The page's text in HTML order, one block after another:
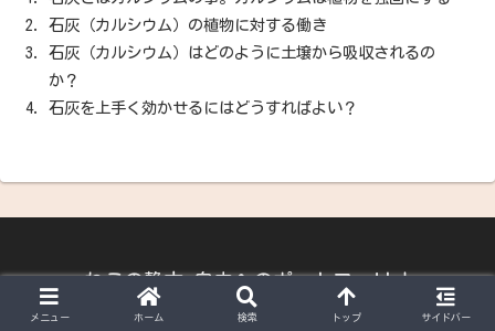
石灰（カルシウム）の植物に対する働き
石灰（カルシウム）はどのように土壌から吸収されるの
か？
石灰を上手く効かせるにはどうすればよい？
ねこの静六 自由へのポートフォリオ
サイトマップ プライバシーポリシー
メニュー ホーム 検索 トップ サイドバー